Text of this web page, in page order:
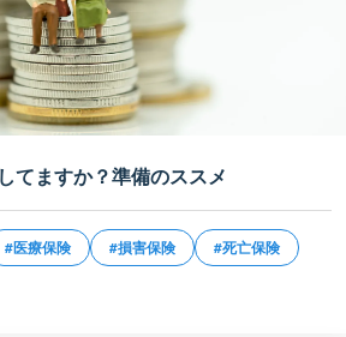
てますか？準備のススメ
#医療保険 #損害保険
#死亡保険